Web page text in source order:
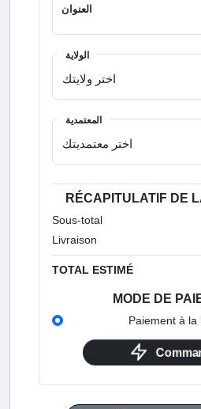
العنوان
الولاية
المعتمدية
RÉCAPITULATIF DE
Sous-total
Livraison
TOTAL ESTIMÉ
MODE DE
Paiement à la